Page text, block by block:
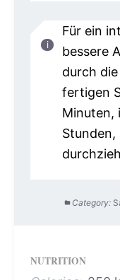
Für ein
bessere
durch
fertigen
Minuten,
Stunden,
Category:
NUTRITION